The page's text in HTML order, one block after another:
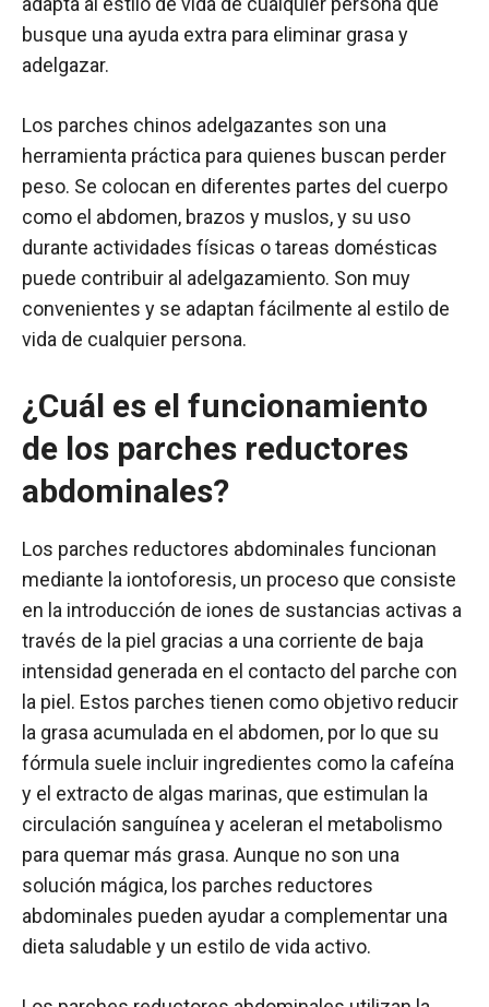
busque una ayuda extra para eliminar grasa y
adelgazar.
Los parches chinos adelgazantes son una
herramienta práctica para quienes buscan perder
peso. Se colocan en diferentes partes del cuerpo
como el abdomen, brazos y muslos, y su uso
durante actividades físicas o tareas domésticas
puede contribuir al adelgazamiento. Son muy
convenientes y se adaptan fácilmente al estilo de
vida de cualquier persona.
¿Cuál es el funcionamiento
de los parches reductores
abdominales?
Los parches reductores abdominales funcionan
mediante la iontoforesis, un proceso que consiste
en la introducción de iones de sustancias activas a
través de la piel gracias a una corriente de baja
intensidad generada en el contacto del parche con
la piel. Estos parches tienen como objetivo reducir
la grasa acumulada en el abdomen, por lo que su
fórmula suele incluir ingredientes como la cafeína
y el extracto de algas marinas, que estimulan la
circulación sanguínea y aceleran el metabolismo
para quemar más grasa. Aunque no son una
solución mágica, los parches reductores
abdominales pueden ayudar a complementar una
dieta saludable y un estilo de vida activo.